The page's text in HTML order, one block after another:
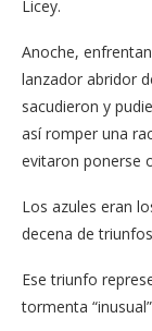
Licey.
Anoche,
lanzador abridor
sacudieron y
así romper una
evitaron ponerse
Los azules eran
decena de
Ese triunfo
tormenta